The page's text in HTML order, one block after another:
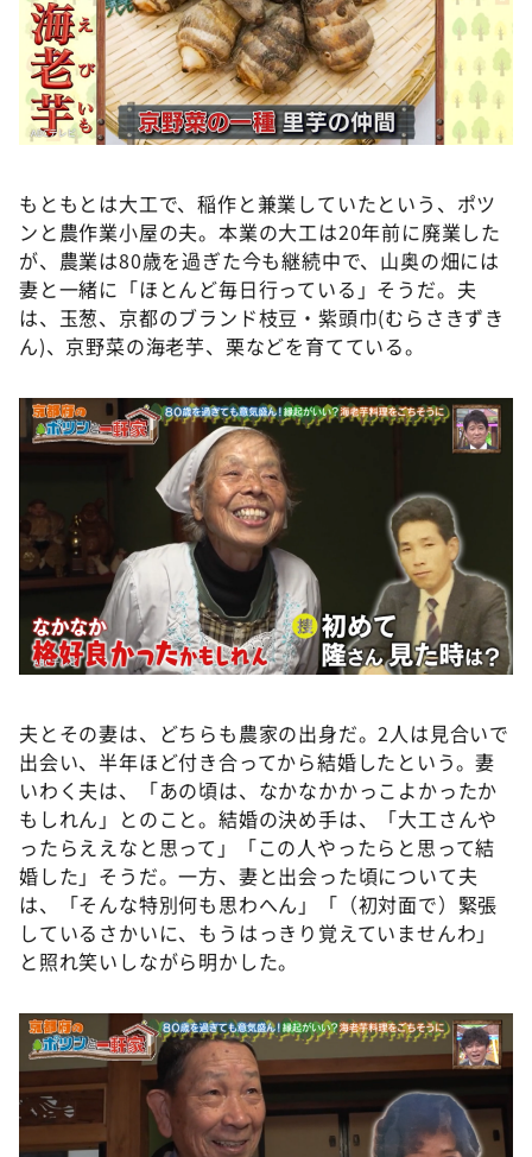
もともとは大工で、稲作と兼業していたという、ポツ
ンと農作業小屋の夫。本業の大工は20年前に廃業した
が、農業は80歳を過ぎた今も継続中で、山奥の畑には
妻と一緒に「ほとんど毎日行っている」そうだ。夫
は、玉葱、京都のブランド枝豆・紫頭巾(むらさきずき
ん)、京野菜の海老芋、栗などを育てている。
夫とその妻は、どちらも農家の出身だ。2人は見合いで
出会い、半年ほど付き合ってから結婚したという。妻
いわく夫は、「あの頃は、なかなかかっこよかったか
もしれん」とのこと。結婚の決め手は、「大工さんや
ったらええなと思って」「この人やったらと思って結
婚した」そうだ。一方、妻と出会った頃について夫
は、「そんな特別何も思わへん」「（初対面で）緊張
しているさかいに、もうはっきり覚えていませんわ」
と照れ笑いしながら明かした。